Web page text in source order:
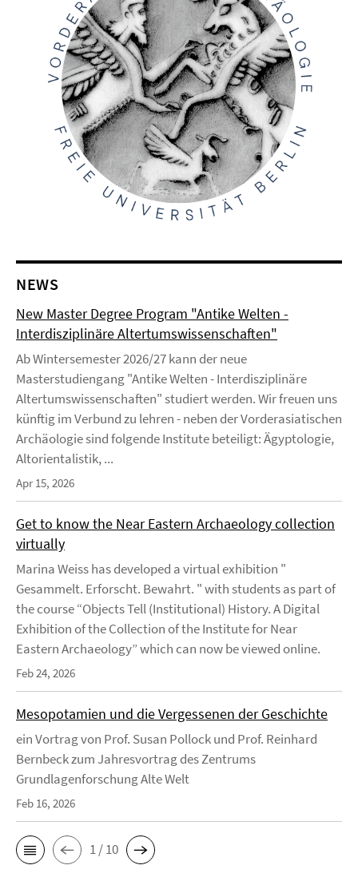
NEWS
New Master Degree Program "Antike Welten -
Interdisziplinäre Altertumswissenschaften"
Ab Wintersemester 2026/27 kann der neue
Masterstudiengang "Antike Welten - Interdisziplinäre
Altertumswissenschaften" studiert werden. Wir freuen uns
künftig im Verbund zu lehren - neben der Vorderasiatischen
Archäologie sind folgende Institute beteiligt: Ägyptologie,
Altorientalistik, ...
Apr 15, 2026
Get to know the Near Eastern Archaeology collection
virtually
Marina Weiss has developed a virtual exhibition "
Gesammelt. Erforscht. Bewahrt. " with students as part of
the course “Objects Tell (Institutional) History. A Digital
Exhibition of the Collection of the Institute for Near
Eastern Archaeology” which can now be viewed online.
Feb 24, 2026
Mesopotamien und die Vergessenen der Geschichte
ein Vortrag von Prof. Susan Pollock und Prof. Reinhard
Bernbeck zum Jahresvortrag des Zentrums
Grundlagenforschung Alte Welt
Feb 16, 2026
1 / 10